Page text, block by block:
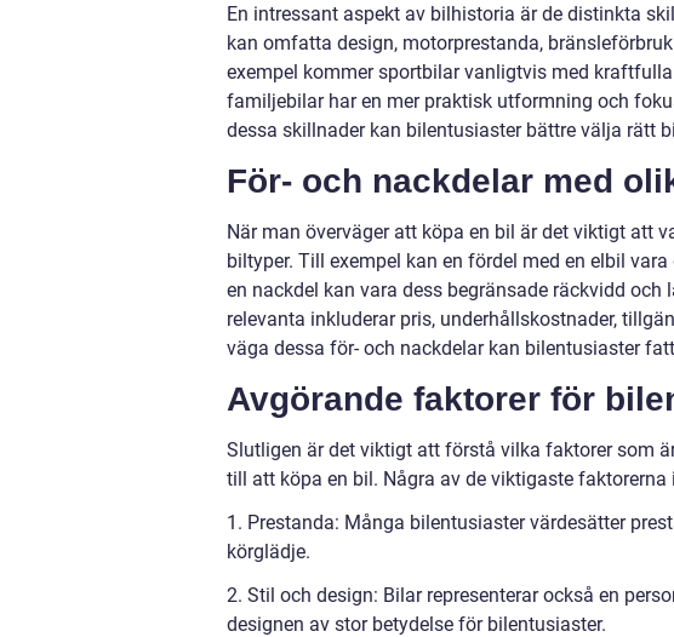
En intressant aspekt av bilhistoria är de distinkta
kan omfatta design, motorprestanda,
exempel kommer sportbilar vanligtvis med
familjebilar har en mer praktisk utformning och
dessa skillnader kan bilentusiaster bättre välja rätt
För- och nackdelar med
När man överväger att köpa en bil är det viktigt att
biltyper. Till exempel kan en fördel med en elbil
en nackdel kan vara dess begränsade räckvidd
relevanta inkluderar pris, underhållskostnader,
väga dessa för- och nackdelar kan bilentusiaster
Avgörande faktorer för
Slutligen är det viktigt att förstå vilka faktorer som
till att köpa en bil. Några av de viktigaste faktorerna
1. Prestanda: Många bilentusiaster värdesätter
körglädje.
2. Stil och design: Bilar representerar också en
designen av stor betydelse för bilentusiaster.